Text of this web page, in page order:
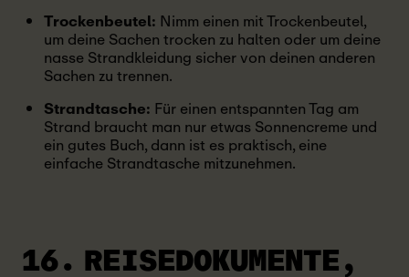
Trockenbeutel: Nimm einen mit Trockenbeutel,
um deine Sachen trocken zu halten oder um deine
nasse Strandkleidung sicher von deinen anderen
Sachen zu trennen.
Strandtasche: Für einen entspannten Tag am
Strand braucht man nur etwas Sonnencreme und
ein gutes Buch, dann ist es praktisch, eine
einfache Strandtasche mitzunehmen.
16. REISEDOKUMENTE,